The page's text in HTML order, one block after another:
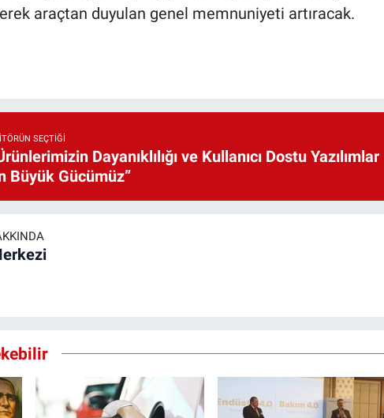
araçtan duyulan genel memnuniyeti artıracak.
SEÇTIĞI
Dayanıklılığı ve Kullanıcı Dostu Yazılımlar
Büyük Gücümüz”